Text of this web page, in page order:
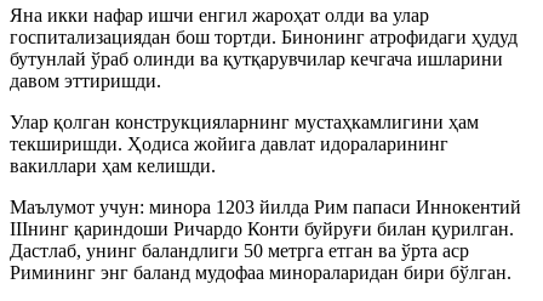
Яна икки нафар ишчи енгил жароҳат олди ва улар
госпитализациядан бош тортди. Бинонинг атрофидаги ҳудуд
бутунлай ўраб олинди ва қутқарувчилар кечгача ишларини
давом эттиришди.
Улар қолган конструкцияларнинг мустаҳкамлигини ҳам
текширишди. Ҳодиса жойига давлат идораларининг
вакиллари ҳам келишди.
Маълумот учун: минора 1203 йилда Рим папаси Иннокентий
IIIнинг қариндоши Ричардо Конти буйруғи билан қурилган.
Дастлаб, унинг баландлиги 50 метрга етган ва ўрта аср
Римининг энг баланд мудофаа минораларидан бири бўлган.